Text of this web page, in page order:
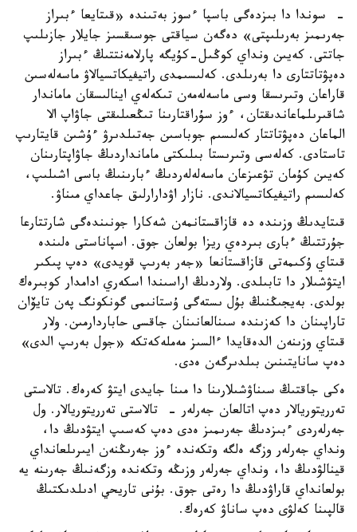
- سوندا دا بىزدەگى باسپا ءسوز بەتىندە «قىتايعا ءبىراز
جەرىمىز بەرىلىپتى» دەگەن سياقتى جوسىقسىز جايلار جازىلىپ
جاتتى. كەيىن ونداي كوڭىل-كۇيگە پارلامەنتتىڭ ءبىراز
دەپۋتاتتارى دا بەرىلدى. كەلىسىمدى راتيفيكاتسيالاۋ ماسەلەسىن
قاراعان وتىرىسقا وسى ماسەلەمەن تىكەلەي اينالىسقان ماماندار
شاقىرىلماعاندىقتان، ءوز سۇراقتارىنا تىڭعىلىقتى جاۋاپ الا
الماعان دەپۋتاتتار كەلىسىم جوباسىن جەتىلدىرۋ ءۇشىن قايتارىپ
تاستادى. كەلەسى وتىرىستا بىلىكتى مامانداردىڭ جاۋاپتارىنان
كەيىن كۇمان تۋعىزعان ماسەلەلەردىڭ ءبارىنىڭ باسى اشىلىپ،
كەلىسىم راتيفيكاتسيالاندى. نازار اۋدارارلىق جاعداي مىناۋ.
قىتايدىڭ وزىندە دە قازاقستانمەن شەكارا جونىندەگى شارتتارعا
جۇرتتىڭ ءبارى بىردەي ريزا بولعان جوق. اسپاناستى ەلىندە
قىتاي ۇكىمەتى قازاقستانعا «جەر بەرىپ قويدى» دەپ پىكىر
ايتۋشىلار دا تابىلدى. ولاردىڭ اراسىندا اسكەري ادامدار كوبىرەك
بولدى. بەيجىڭنىڭ بۇل ىستەگى ۇستانىمى گونكونگ پەن تايۆان
تاراپىنان دا كەزىندە سىنالعانىنان جاقسى حاباردارمىن. ولار
قىتاي وزىنەن الدەقايدا ءالسىز مەملەكەتكە «جول بەرىپ الدى»
دەپ سانايتىنىن بىلدىرگەن ەدى.
ەكى جاقتىڭ سىناۋشىلارىنا دا مىنا جايدى ايتۋ كەرەك. تالاستى
تەرريتوريالار دەپ اتالعان جەرلەر - تالاستى تەرريتوريالار. ول
جەرلەردى ءبىزدىڭ جەرىمىز ەدى دەپ كەسىپ ايتۋدىڭ دا،
ونداي جەرلەر وزگە ەلگە وتكەندە ءوز جەرىڭنەن ايىرىلعانداي
قينالۋدىڭ دا، ونداي جەرلەر وزىڭە وتكەندە وزگەنىڭ جەرىنە يە
بولعانداي قاراۋدىڭ دا رەتى جوق. بۇنى تاريحي ادىلدىكتىڭ
قالپىنا كەلۋى دەپ ساناۋ كەرەك.